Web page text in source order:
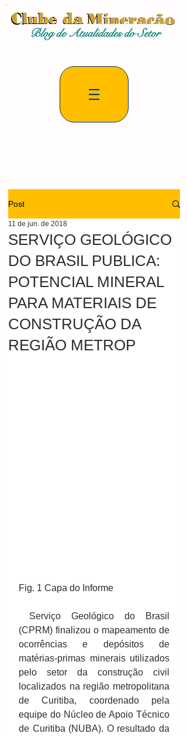
Post
SERVIÇO GEOLÓGICO
DO BRASIL PUBLICA:
POTENCIAL MINERAL
PARA MATERIAIS DE
CONSTRUÇÃO DA
REGIÃO METROP
11 de jun. de 2018
Fig. 1 Capa do Informe
(CPRM) finalizou o mapeamento de
ocorrências e depósitos de
matérias-primas minerais utilizados
pelo setor da construção civil
localizados na região metropolitana
de Curitiba, coordenado pela
equipe do Núcleo de Apoio Técnico
de Curitiba (NUBA). O resultado da